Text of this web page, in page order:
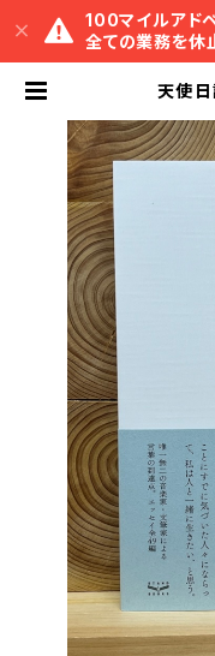
100マイルアド
全ての業務を休
天使